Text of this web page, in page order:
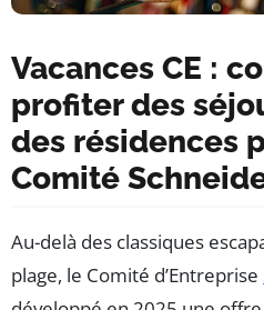
Vacances CE :
profiter des
des résidences
Comité
Au-delà des classiques
plage, le Comité d’Entreprise